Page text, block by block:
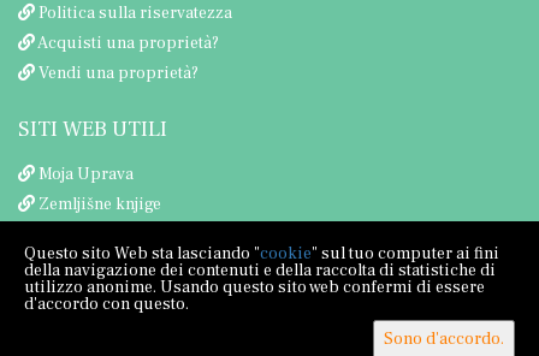
Politica sulla riservatezza
Acquisti una proprietà?
Vendi una proprietà?
SITI WEB UTILI
Moja Uprava
Zemljišne knjige
Questo sito Web sta lasciando "cookie" sul tuo computer ai fini
della navigazione dei contenuti e della raccolta di statistiche di
utilizzo anonime. Usando questo sito web confermi di essere
d'accordo con questo.
Sono d'accordo.